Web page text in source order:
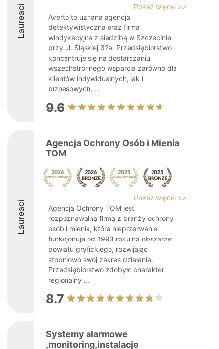
Laureaci
Pokaż więcej >>
Averto to uznana agencja
detektywistyczna oraz firma
windykacyjna z siedzibą w Szczecinie
przy ul. Śląskiej 32a. Przedsiębiorstwo
koncentruje się na dostarczaniu
wszechstronnego wsparcia zarówno dla
klientów indywidualnych, jak i
biznesowych, ...
9.6
Laureaci
Agencja Ochrony Osób i Mienia
TOM
Pokaż więcej >>
Agencja Ochrony TOM jest
rozpoznawalną firmą z branży ochrony
osób i mienia, która nieprzerwanie
funkcjonuje od 1993 roku na obszarze
powiatu gryfickiego, rozwijając
stopniowo swój zakres działania.
Przedsiębiorstwo zdobyło charakter
regionalny ...
8.7
Systemy alarmowe
,monitoring,instalacje